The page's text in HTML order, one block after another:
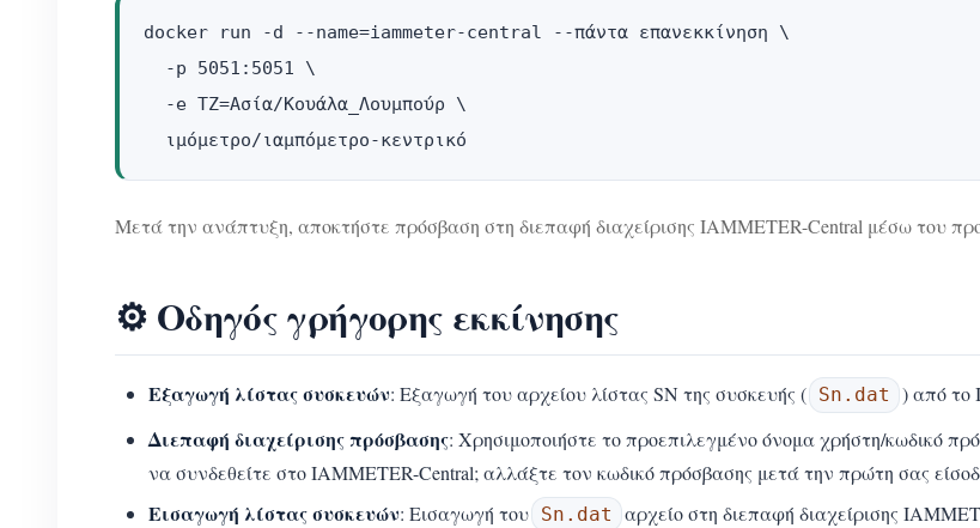
docker run -d --name=iammeter-central --πάντα επανεκκίνηση \
  -p 5051:5051 \
  -e TZ=Ασία/Κουάλα_Λουμπούρ \
  ιμόμετρο/ιαμπόμετρο-κεντρικό
Μετά την ανάπτυξη, αποκτήστε πρόσβαση στη διεπαφή διαχείρισης IAMMETER-Central μέσω του
⚙️ Οδηγός γρήγορης εκκίνησης
Εξαγωγή λίστας συσκευών: Εξαγωγή του αρχείου λίστας SN της συσκευής ( Sn.dat ) από το
Διεπαφή διαχείρισης πρόσβασης: Χρησιμοποιήστε το προεπιλεγμένο όνομα χρήστη/κωδικό
να συνδεθείτε στο IAMMETER-Central; αλλάξτε τον κωδικό πρόσβασης μετά την πρώτη σας
Εισαγωγή λίστας συσκευών: Εισαγωγή του Sn.dat αρχείο στη διεπαφή διαχείρισης